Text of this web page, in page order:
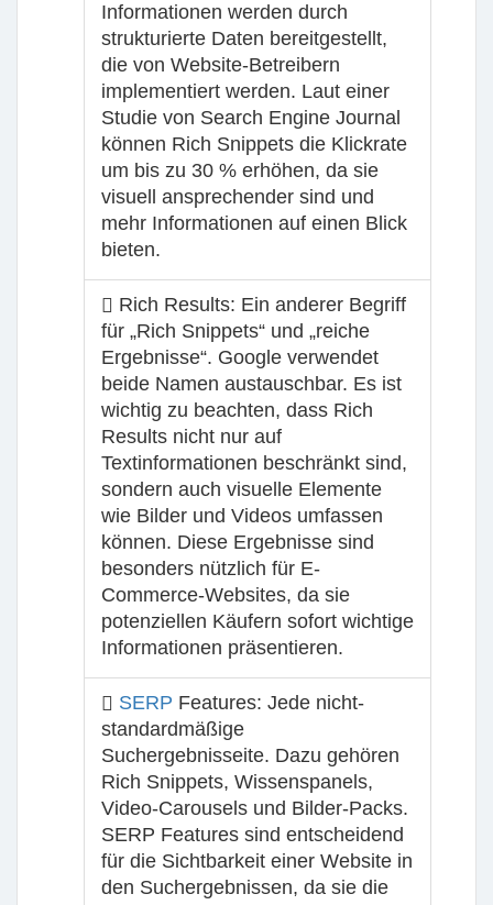
Informationen werden durch
strukturierte Daten bereitgestellt,
die von Website-Betreibern
implementiert werden. Laut einer
Studie von Search Engine Journal
können Rich Snippets die Klickrate
um bis zu 30 % erhöhen, da sie
visuell ansprechender sind und
mehr Informationen auf einen Blick
bieten.
Rich Results: Ein anderer Begriff
für „Rich Snippets“ und „reiche
Ergebnisse“. Google verwendet
beide Namen austauschbar. Es ist
wichtig zu beachten, dass Rich
Results nicht nur auf
Textinformationen beschränkt sind,
sondern auch visuelle Elemente
wie Bilder und Videos umfassen
können. Diese Ergebnisse sind
besonders nützlich für E-
Commerce-Websites, da sie
potenziellen Käufern sofort wichtige
Informationen präsentieren.
SERP Features: Jede nicht-
standardmäßige
Suchergebnisseite. Dazu gehören
Rich Snippets, Wissenspanels,
Video-Carousels und Bilder-Packs.
SERP Features sind entscheidend
für die Sichtbarkeit einer Website in
den Suchergebnissen, da sie die